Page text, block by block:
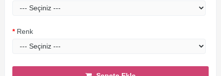
Renk